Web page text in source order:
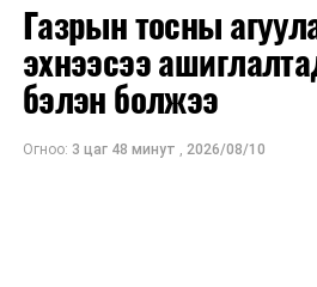
Үндэсний их баяр наадмын
Газрын тосны
эхнээсээ
бэлэн болжээ
Огноо: 3 цаг 48 минут 2026/08/10